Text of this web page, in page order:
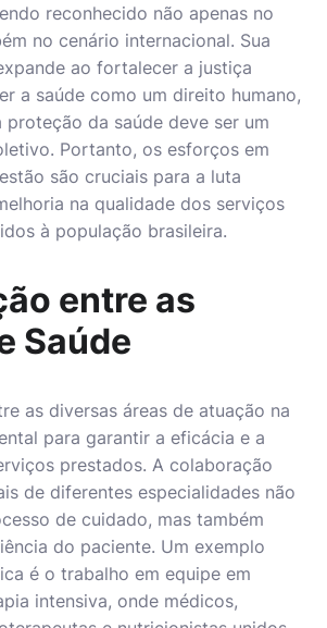
reconhecido não apenas no
no cenário internacional. Sua
ao fortalecer a justiça
a saúde como um direito humano,
proteção da saúde deve ser um
Portanto, os esforços em
são cruciais para a luta
na qualidade dos serviços
à população brasileira.
entre as
Saúde
as diversas áreas de atuação na
para garantir a eficácia e a
prestados. A colaboração
de diferentes especialidades não
de cuidado, mas também
do paciente. Um exemplo
é o trabalho em equipe em
intensiva, onde médicos,